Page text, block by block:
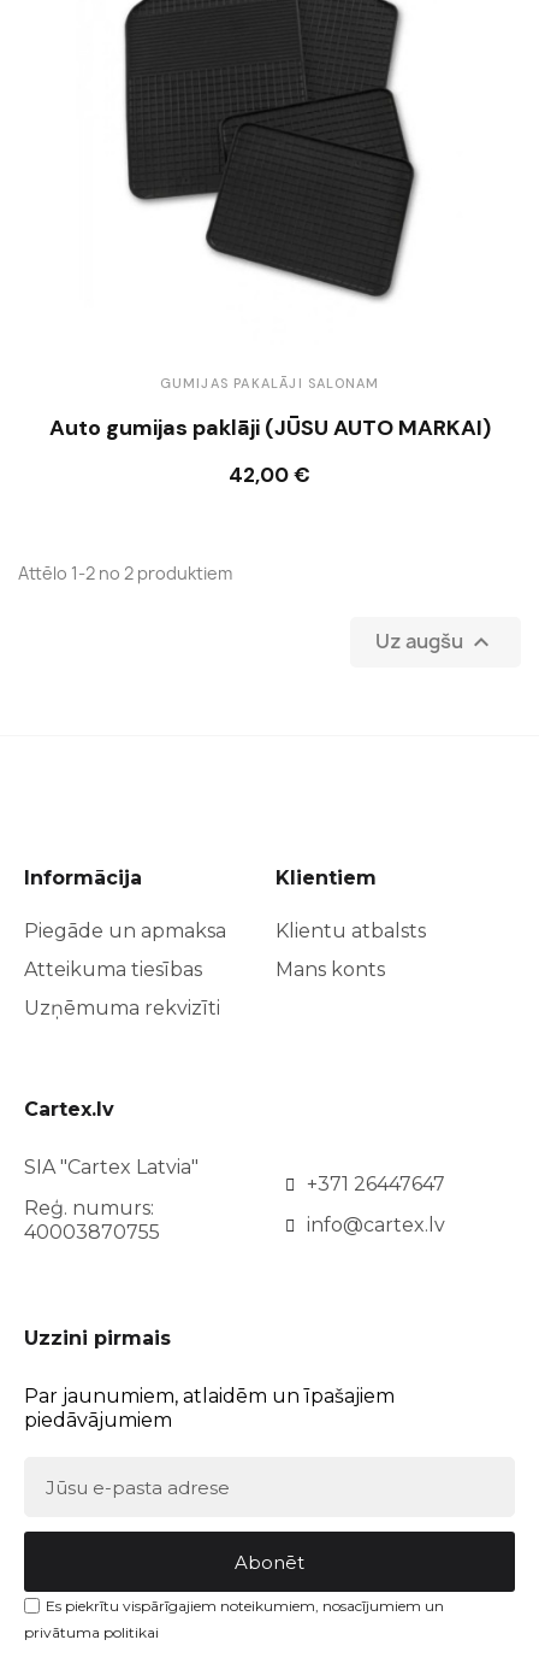
GUMIJAS PAKALĀJI SALONAM
Auto gumijas paklāji (JŪSU AUTO MARKAI)
42,00 €
Ielikt grozā
Attēlo 1-2 no 2 produktiem
Uz augšu 
Informācija
Piegāde un apmaksa
Atteikuma tiesības
Uzņēmuma rekvizīti
Klientiem
Klientu atbalsts
Mans konts
Cartex.lv
SIA "Cartex Latvia"
Reģ. numurs:
40003870755
+371 26447647
info@cartex.lv
Uzzini pirmais
Par jaunumiem, atlaidēm un īpašajiem
piedāvājumiem
Abonēt
Es piekrītu vispārīgajiem noteikumiem, nosacījumiem un
privātuma politikai